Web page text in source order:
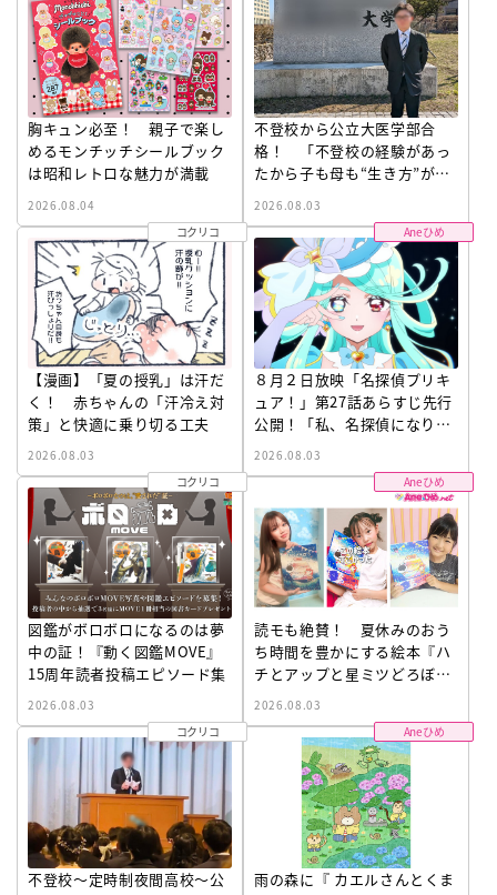
胸キュン必至！ 親子で楽し
めるモンチッチシールブック
は昭和レトロな魅力が満載
2026.08.04
不登校から公立大医学部合
格！ 「不登校の経験があっ
たから子も母も“生き方”が見
2026.08.03
コクリコ
【漫画】「夏の授乳」は汗だ
く！ 赤ちゃんの「汗冷え対
策」と快適に乗り切る工夫
2026.08.03
Aneひめ
８月２日放映「名探偵プリキ
ュア！」第27話あらすじ先行
公開！「私、名探偵になりま
2026.08.03
コクリコ
図鑑がボロボロになるのは夢
中の証！『動く図鑑MOVE』
15周年読者投稿エピソード集
2026.08.03
Aneひめ
読モも絶賛！ 夏休みのおう
ち時間を豊かにする絵本『ハ
チとアップと星ミツどろぼ
2026.08.03
コクリコ
不登校〜定時制夜間高校〜公
Aneひめ
雨の森に『 カエルさんとくま